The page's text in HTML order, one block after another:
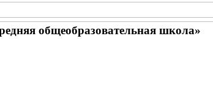
общеобразовательная школа»